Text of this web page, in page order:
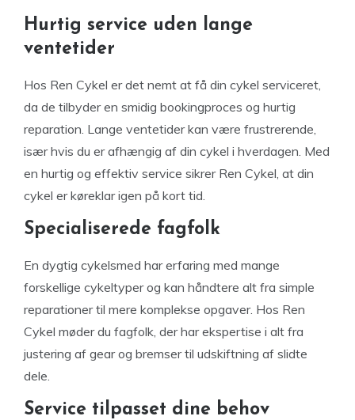
Hurtig service uden lange
ventetider
Hos Ren Cykel er det nemt at få din cykel serviceret,
da de tilbyder en smidig bookingproces og hurtig
reparation. Lange ventetider kan være frustrerende,
især hvis du er afhængig af din cykel i hverdagen. Med
en hurtig og effektiv service sikrer Ren Cykel, at din
cykel er køreklar igen på kort tid.
Specialiserede fagfolk
En dygtig cykelsmed har erfaring med mange
forskellige cykeltyper og kan håndtere alt fra simple
reparationer til mere komplekse opgaver. Hos Ren
Cykel møder du fagfolk, der har ekspertise i alt fra
justering af gear og bremser til udskiftning af slidte
dele.
Service tilpasset dine behov